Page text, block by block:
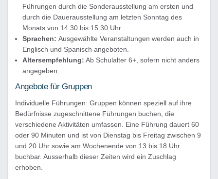
Führungen durch die Sonderausstellung am ersten und
durch die Dauerausstellung am letzten Sonntag des
Monats von 14.30 bis 15.30 Uhr.
Sprachen: Ausgewählte Veranstaltungen werden auch in
Englisch und Spanisch angeboten.
Altersempfehlung: Ab Schulalter 6+, sofern nicht anders
angegeben.
Angebote für Gruppen
Individuelle Führungen: Gruppen können speziell auf ihre
Bedürfnisse zugeschnittene Führungen buchen, die
verschiedene Aktivitäten umfassen. Eine Führung dauert 60
oder 90 Minuten und ist von Dienstag bis Freitag zwischen 9
und 20 Uhr sowie am Wochenende von 13 bis 18 Uhr
buchbar. Ausserhalb dieser Zeiten wird ein Zuschlag
erhoben.